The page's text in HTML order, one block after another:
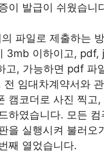
이 발급이 쉬웠습니
파일로 제출하는
3mb 이하이고, pdf,
고, 가능하면 pdf 파
전 임대차계약서와
캠코더로 사진 찍고,
하였습니다. 모든 컴
을 실행시켜 불러오
째 열었습니다.